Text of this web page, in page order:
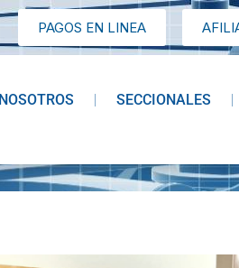
PAGOS EN LINEA
NOSOTROS SECCIONALES